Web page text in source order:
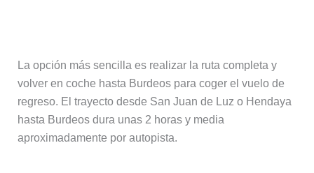
La opción más sencilla es realizar la ruta completa y
volver en coche hasta Burdeos para coger el vuelo de
regreso. El trayecto desde San Juan de Luz o Hendaya
hasta Burdeos dura unas 2 horas y media
aproximadamente por autopista.